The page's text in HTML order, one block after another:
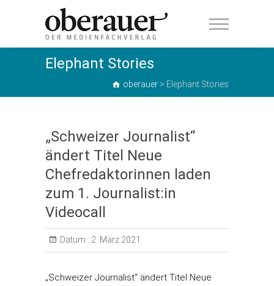
oberauer
Elephant Stories
oberauer > Elephant Stories
„Schweizer Journalist“
ändert Titel Neue
Chefredaktorinnen laden
zum 1. Journalist:in
Videocall
Datum : 2. März 2021
„Schweizer Journalist“ ändert Titel Neue